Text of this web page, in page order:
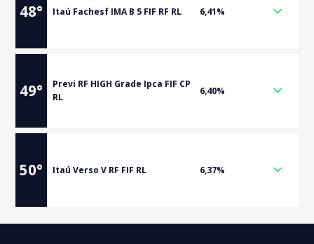
48° Itaú Fachesf IMA B 5 FIF RF RL 6,41%
49°
Previ RF HIGH Grade Ipca FIF CP
RL
6,40%
50° Itaú Verso V RF FIF RL 6,37%